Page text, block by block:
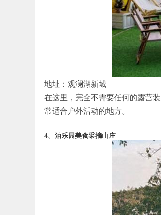
地址：观澜湖新城
在这里，完全不需要任何的露营
常适合户外活动的地方。
4、泊乐园美食采摘山庄